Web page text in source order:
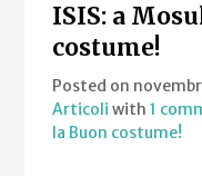
ISIS: a
costume!
Posted on
Articoli with1
la Buon costume!